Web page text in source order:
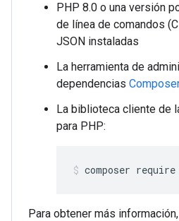
PHP 8.0 o una versión
de línea de comandos
JSON instaladas
La herramienta de
dependencias
La biblioteca cliente de
para PHP:
composer
Para obtener más